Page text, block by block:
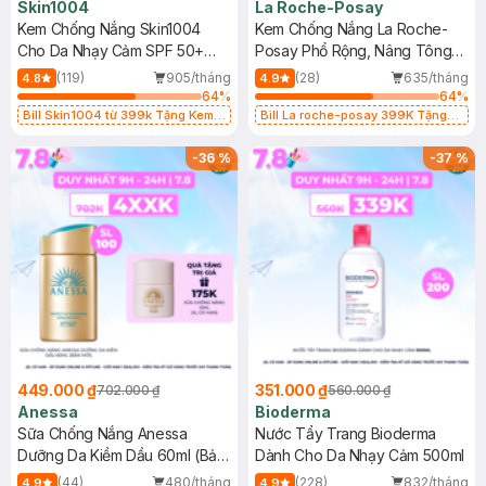
Skin1004
Kem Chống Nắng Skin1004
Cho Da Nhạy Cảm SPF 50+
50ml
4.8 (119)
905/tháng
64%
Bill Skin1004 từ 399k Tặng Kem
SPF 50+ 20ml (SL Có Hạn)
La Roche-Posay
Kem Chống Nắng La Roche-
Posay Phổ Rộng, Nâng Tông
Kiềm Dầu 50ml
4.9 (28)
635/tháng
64%
Bill La roche-posay 399K Tặng
(SL có hạn)
-36%
449.000 ₫702.000 ₫
Anessa
Sữa Chống Nắng Anessa
Dưỡng Da Kiềm Dầu 60ml (Bản
Mới)
4.9 (44) 480/tháng
-37%
351.000 ₫560.000 ₫
Bioderma
Nước Tẩy Trang Bioderma
Dành Cho Da Nhạy Cảm 500ml
4.9 (228) 832/tháng